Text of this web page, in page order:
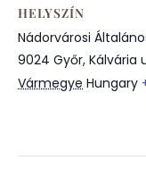
HELYSZÍN
Nádorvárosi
9024 Győr, Kálvária
Vármegye Hungary